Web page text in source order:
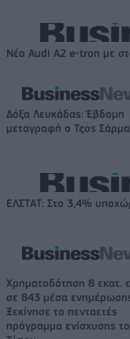
Νέο Audi A2 e-tron με
Δόξα Λευκάδας: Έβδομη
μεταγραφή ο Τζος
ΕΛΣΤΑΤ: Στο 3,4%
Χρηματοδότηση 8 εκατ.
σε 843 μέσα
Ξεκίνησε το πενταετές
πρόγραμμα ενίσχυσης